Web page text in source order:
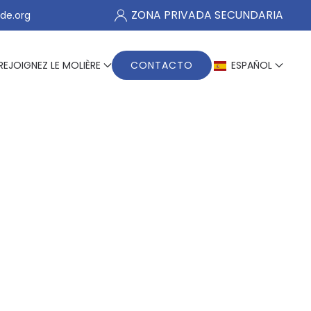
ZONA PRIVADA SECUNDARIA
LE MOLIÈRE CONTACTO ESPAÑOL